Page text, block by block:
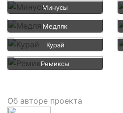
Минусы
Медляк
Курай
Ремиксы
Об авторе проекта